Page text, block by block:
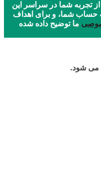
تجربه شما در سراسر این
شما، و برای اهداف
ما توضیح داده شده
می شود.